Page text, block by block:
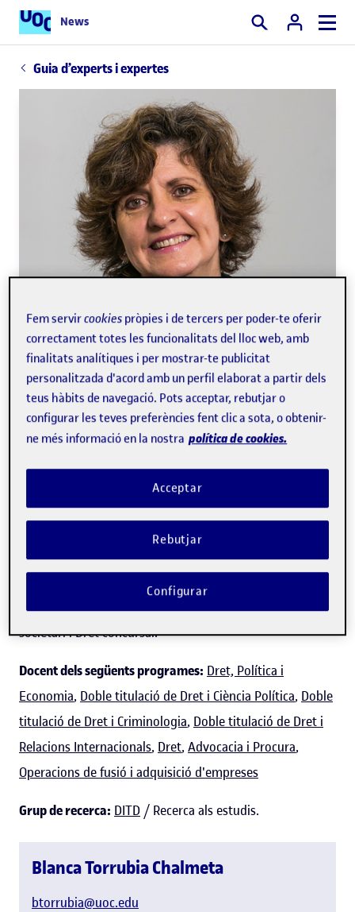
News Cercar
Guia d’experts i expertes
Blanca Torrubia Chalmeta
Estudis de Dret i Ciència Política
Directora del del màster de Gestió i Solució de Conflictes
Expert/a en:Propietat industrial, contractació i Dret
societari i Dret concursal.
Docent dels següents programes: Dret, Política i
Economia, Doble titulació de Dret i Ciència Política, Doble
titulació de Dret i Criminologia, Doble titulació de Dret i
Relacions Internacionals, Dret, Advocacia i Procura,
Operacions de fusió i adquisició d'empreses
Grup de recerca: DITD / Recerca als estudis.
Blanca Torrubia Chalmeta
btorrubia@uoc.edu
Fem servircookies pròpies i de tercers per poder-te oferir
correctament totes les funcionalitats del lloc web, amb
finalitats analítiques i per mostrar-te publicitat
personalitzada d'acord amb un perfil elaborat a partir dels
teus hàbits de navegació. Pots acceptar, rebutjar o
configurar les teves preferències fent clic a sota, o obtenir-
ne més informació en la nostra política de cookies.
Rebutjar
Acceptar
Configurar